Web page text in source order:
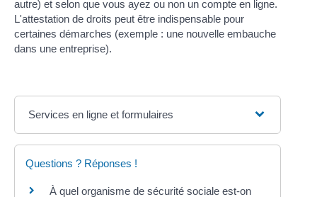
autre) et selon que vous ayez ou non un compte en ligne.
L'attestation de droits peut être indispensable pour
certaines démarches (exemple : une nouvelle embauche
dans une entreprise).
Services en ligne et formulaires
Questions ? Réponses !
À quel organisme de sécurité sociale est-on